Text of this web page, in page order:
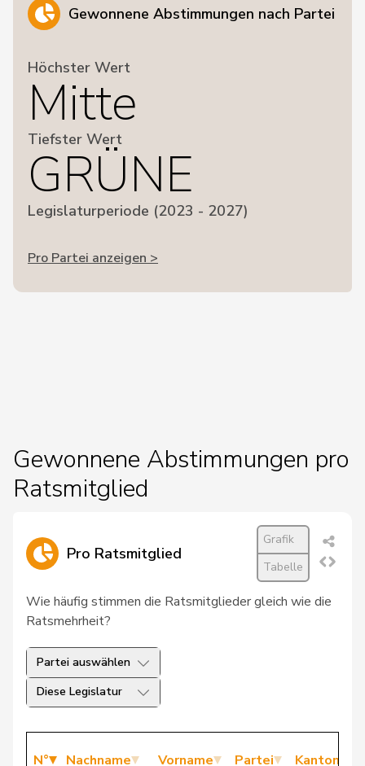
Gewonnene Abstimmungen nach Partei
Höchster Wert
Mitte
Tiefster Wert
GRÜNE
Legislaturperiode (2023 - 2027)
Pro Partei anzeigen >
Gewonnene Abstimmungen pro
Ratsmitglied
Pro Ratsmitglied
Grafik
Tabelle
Wie häufig stimmen die Ratsmitglieder gleich wie die
Ratsmehrheit?
Partei auswählen
Diese Legislatur
N° Nachname Vorname Partei Kanton